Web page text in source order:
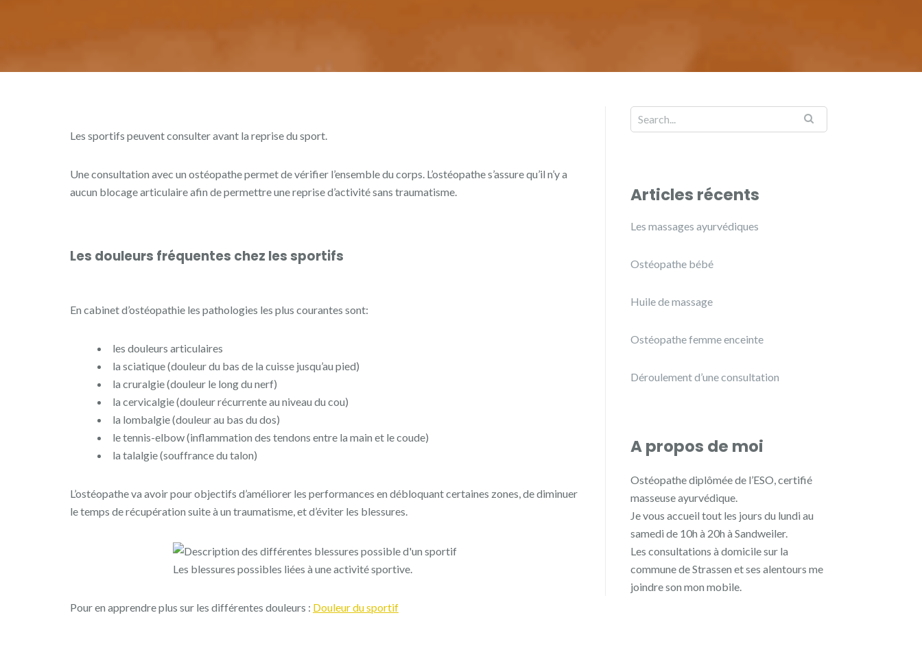
Les sportifs peuvent consulter avant la reprise du sport.
Une consultation avec un ostéopathe permet de vérifier l’ensemble du corps. L’ostéopathe s’assure qu’il n’y a
aucun blocage articulaire afin de permettre une reprise d’activité sans traumatisme.
Les douleurs fréquentes chez les sportifs
En cabinet d’ostéopathie les pathologies les plus courantes sont:
les douleurs articulaires
la sciatique (douleur du bas de la cuisse jusqu’au pied)
la cruralgie (douleur le long du nerf)
la cervicalgie (douleur récurrente au niveau du cou)
la lombalgie (douleur au bas du dos)
le tennis-elbow (inflammation des tendons entre la main et le coude)
la talalgie (souffrance du talon)
L’ostéopathe va avoir pour objectifs d’améliorer les performances en débloquant certaines zones, de diminuer
le temps de récupération suite à un traumatisme, et d’éviter les blessures.
Les blessures possibles liées à une activité sportive.
Pour en apprendre plus sur les différentes douleurs : Douleur du sportif
Articles récents
Les massages ayurvédiques
Ostéopathe bébé
Huile de massage
Ostéopathe femme enceinte
Déroulement d’une consultation
A propos de moi
Ostéopathe diplômée de l’ESO, certifié
masseuse ayurvédique.
Je vous accueil tout les jours du lundi au
samedi de 10h à 20h à Sandweiler.
Les consultations à domicile sur la
commune de Strassen et ses alentours me
joindre son mon mobile.